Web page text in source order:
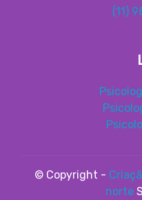
(11)
© Copyright -
norte